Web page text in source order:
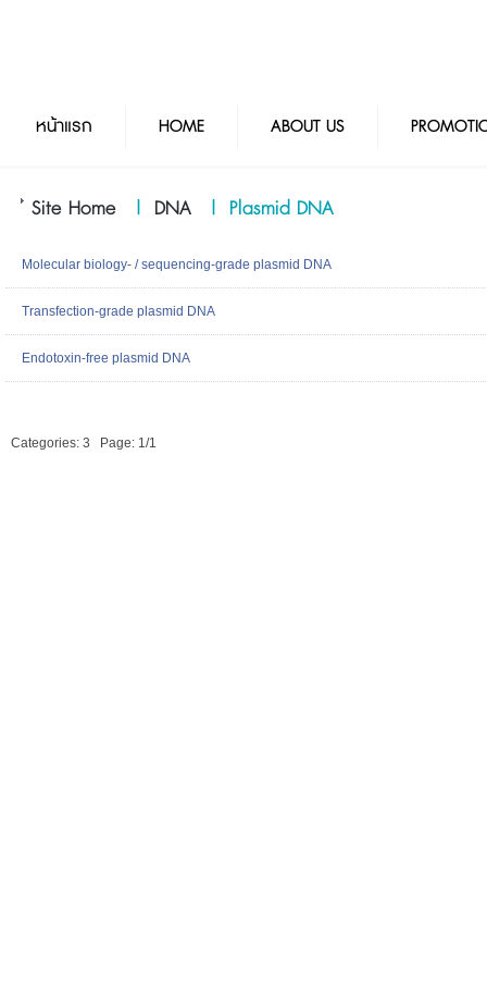
หน้าแรก HOME ABOUT US
Site Home | DNA | Plasmid DNA
Molecular biology- / sequencing-grade plasmid DNA
Transfection-grade plasmid DNA
Endotoxin-free plasmid DNA
Categories: 3 Page: 1/1